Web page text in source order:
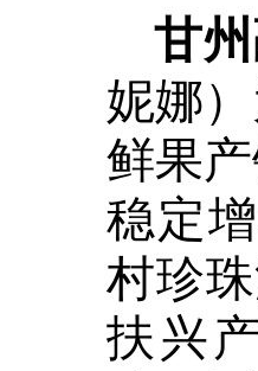
甘
妮娜
鲜果
稳定
村珍
扶兴